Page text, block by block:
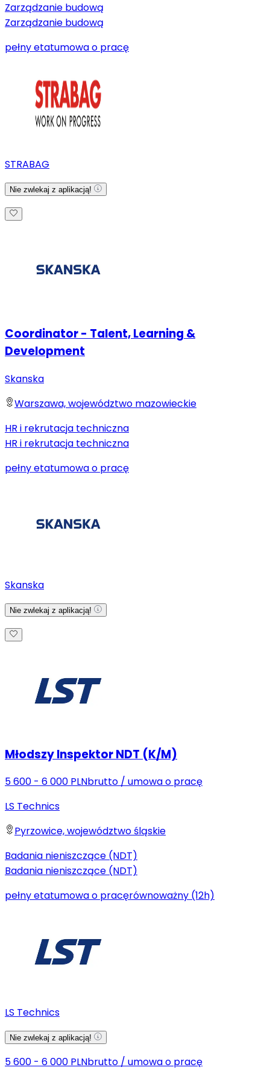
Zarządzanie budową
Zarządzanie budową
pełny etatumowa o pracę
STRABAG
Nie zwlekaj z aplikacją!
Coordinator - Talent, Learning &
Development
Skanska
Warszawa, województwo mazowieckie
HR i rekrutacja techniczna
HR i rekrutacja techniczna
pełny etatumowa o pracę
Skanska
Nie zwlekaj z aplikacją!
Młodszy Inspektor NDT (K/M)
5 600 - 6 000 PLNbrutto / umowa o pracę
LS Technics
Pyrzowice, województwo śląskie
Badania nieniszczące (NDT)
Badania nieniszczące (NDT)
pełny etatumowa o pracęrównoważny (12h)
LS Technics
Nie zwlekaj z aplikacją!
5 600 - 6 000 PLNbrutto / umowa o pracę